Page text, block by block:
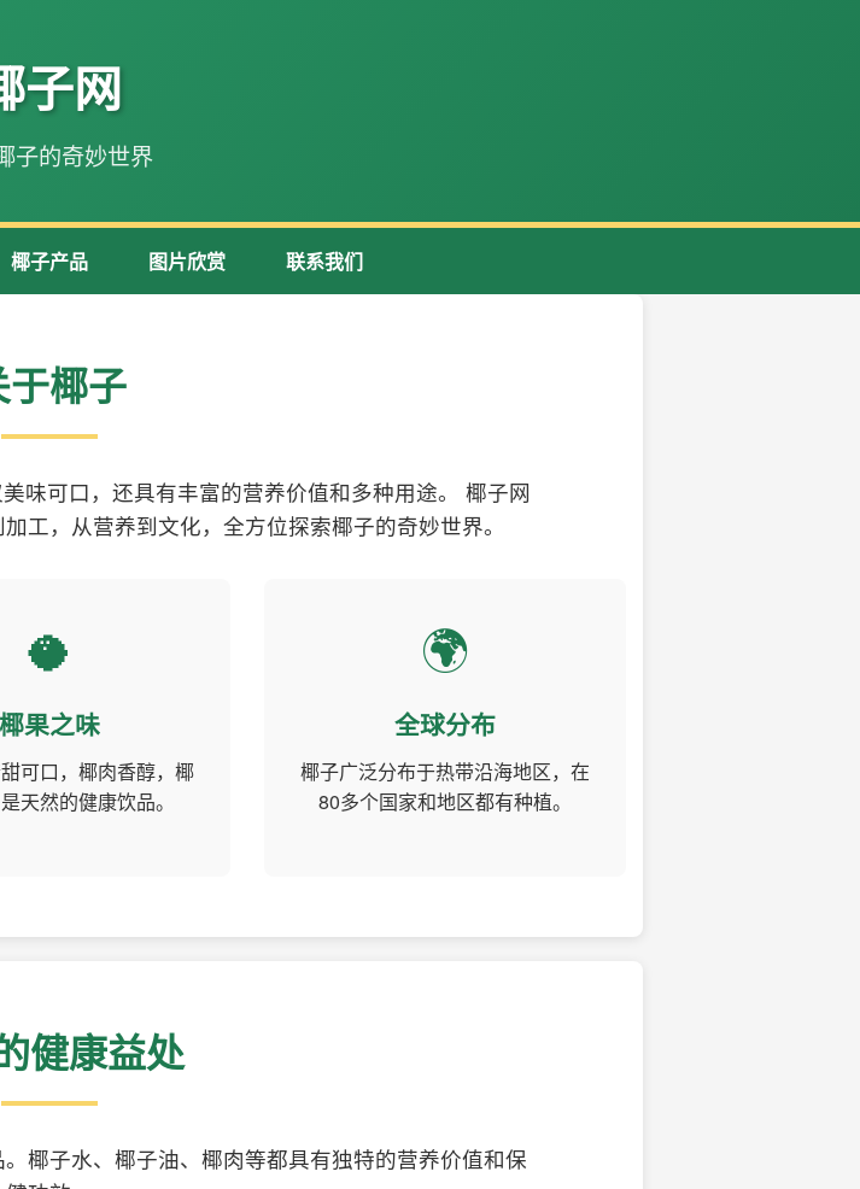
子网
子的奇妙世界
椰子产品 图片欣赏 联系我们
于椰子
味可口，还具有丰富的营养价值和多种用途。 椰子网
工，从营养到文化，全方位探索椰子的奇妙世界。
🥥
椰果之味
可口，椰肉香醇，椰
天然的健康饮品。
🌍
全球分布
椰子广泛分布于热带沿海地区，在
80多个国家和地区都有种植。
健康益处
椰子水、椰子油、椰肉等都具有独特的营养价值和保